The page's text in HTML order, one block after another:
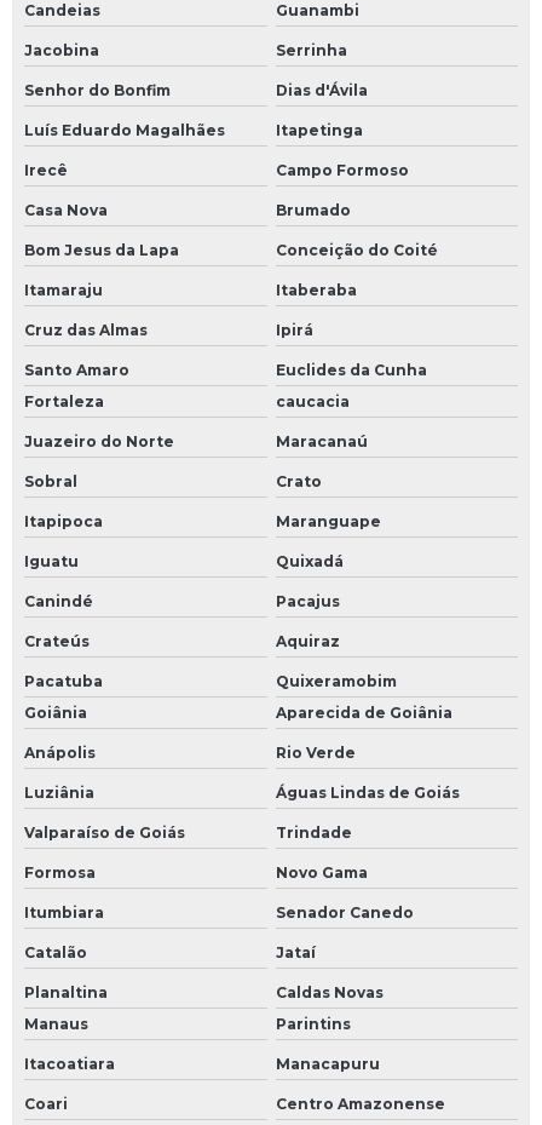
Candeias Guanambi
Jacobina Serrinha
Senhor do Bonfim Dias d'Ávila
Luís Eduardo Magalhães Itapetinga
Irecê Campo Formoso
Casa Nova Brumado
Bom Jesus da Lapa Conceição do Coité
Itamaraju Itaberaba
Cruz das Almas Ipirá
Santo Amaro
Euclides da Cunha
Fortaleza
caucacia
Juazeiro do Norte Maracanaú
Sobral Crato
Itapipoca Maranguape
Iguatu Quixadá
Canindé Pacajus
Crateús Aquiraz
Pacatuba
Quixeramobim
Goiânia
Aparecida de Goiânia
Anápolis Rio Verde
Luziânia Águas Lindas de Goiás
Valparaíso de Goiás Trindade
Formosa Novo Gama
Itumbiara Senador Canedo
Catalão Jataí
Planaltina
Caldas Novas
Manaus
Parintins
Itacoatiara Manacapuru
Coari
Centro Amazonense